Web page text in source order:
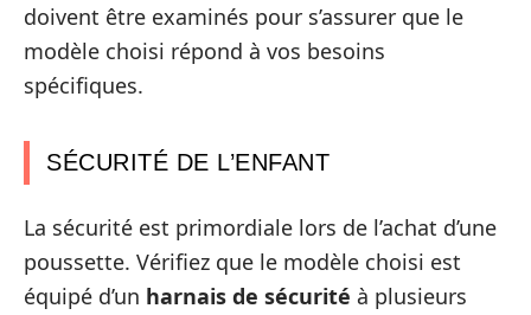
doivent être examinés pour s’assurer que le
modèle choisi répond à vos besoins
spécifiques.
SÉCURITÉ DE L’ENFANT
La sécurité est primordiale lors de l’achat d’une
poussette. Vérifiez que le modèle choisi est
équipé d’un harnais de sécurité à plusieurs